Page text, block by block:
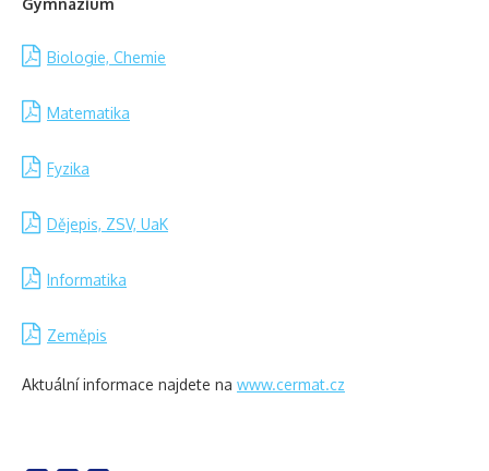
Gymnázium
Biologie, Chemie
Matematika
Fyzika
Dějepis, ZSV, UaK
Informatika
Zeměpis
Aktuální informace najdete na www.cermat.cz